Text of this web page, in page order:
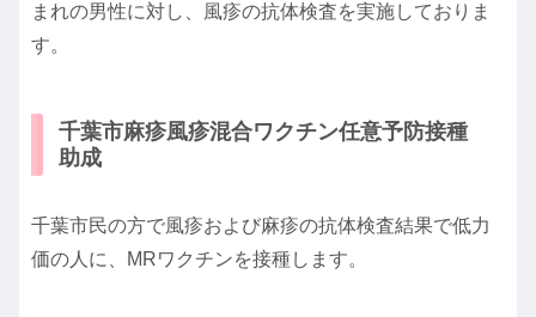
まれの男性に対し、風疹の抗体検査を実施しておりま
す。
千葉市麻疹風疹混合ワクチン任意予防接種
助成
千葉市民の方で風疹および麻疹の抗体検査結果で低力
価の人に、MRワクチンを接種します。